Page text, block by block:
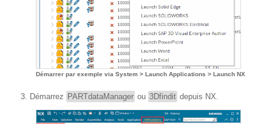
Démarrer par exemple via System > Launch Applications > Launch NX
Démarrez PARTdataManager ou 3Dfindit depuis NX.